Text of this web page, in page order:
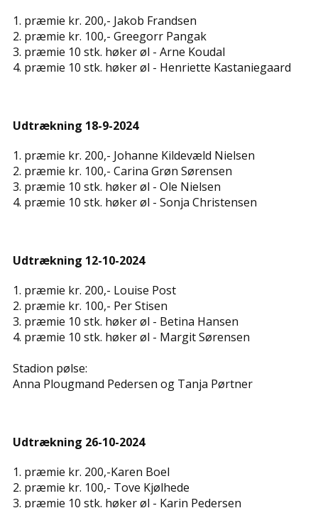
1. præmie kr. 200,- ​Jakob Frandsen
2. præmie kr. 100,- ​Greegorr Pangak
3. præmie 10 stk. høker øl - ​Arne Koudal
4. præmie 10 stk. høker øl - ​Henriette Kastaniegaard
Udtrækning 18-9-2024
1. præmie kr. 200,- ​Johanne Kildevæld Nielsen
2. præmie kr. 100,- ​Carina Grøn Sørensen
3. præmie 10 stk. høker øl - ​​Ole Nielsen
4. præmie 10 stk. høker øl - ​​Sonja Christensen
Udtrækning 12-10-2024
1. præmie kr. 200,- ​Louise Post
2. præmie kr. 100,- ​​Per Stisen
3. præmie 10 stk. høker øl - ​​​Betina Hansen
4. præmie 10 stk. høker øl - ​​​Margit Sørensen
Stadion pølse:
Anna Plougmand Pedersen og Tanja Pørtner
Udtrækning 26-10-2024
1. præmie kr. 200,-​Karen Boel
2. præmie kr. 100,- ​​Tove Kjølhede
3. præmie 10 stk. høker øl - ​​Karin Pedersen